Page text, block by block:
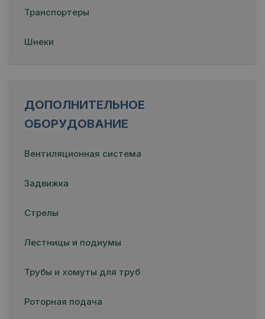
Транспортеры
Шнеки
ДОПОЛНИТЕЛЬНОЕ
ОБОРУДОВАНИЕ
Вентиляционная система
Задвижка
Стрелы
Лестницы и подиумы
Трубы и хомуты для труб
Роторная подача